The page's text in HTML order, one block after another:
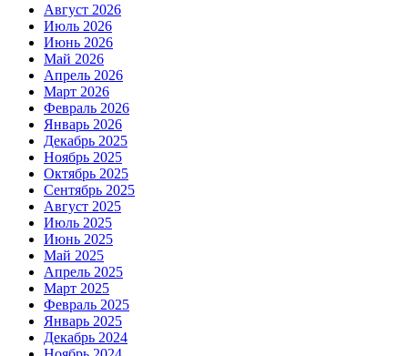
Август 2026
Июль 2026
Июнь 2026
Май 2026
Апрель 2026
Март 2026
Февраль 2026
Январь 2026
Декабрь 2025
Ноябрь 2025
Октябрь 2025
Сентябрь 2025
Август 2025
Июль 2025
Июнь 2025
Май 2025
Апрель 2025
Март 2025
Февраль 2025
Январь 2025
Декабрь 2024